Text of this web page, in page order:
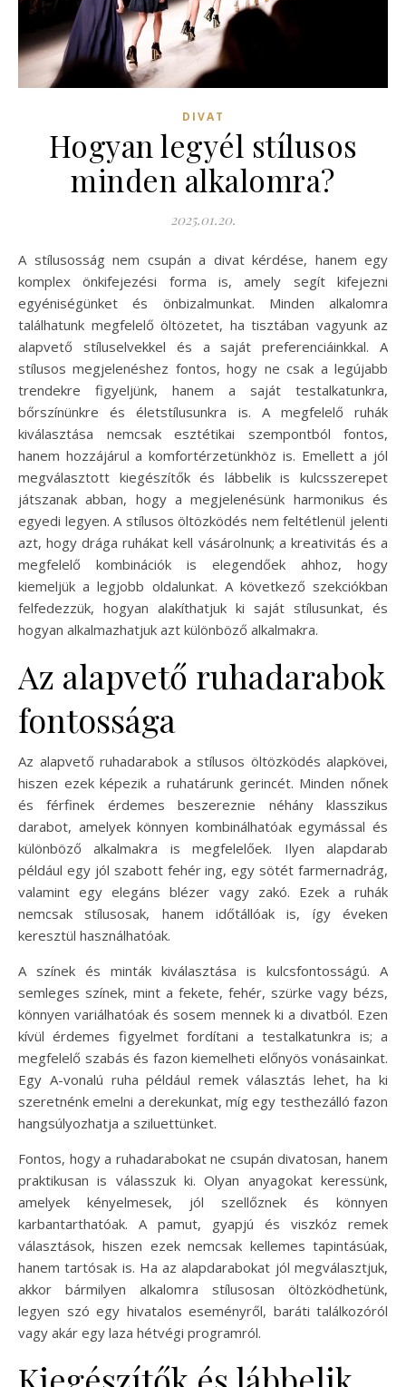
DIVAT
Hogyan legyél stílusos
minden alkalomra?
2025.01.20.
A stílusosság nem csupán a divat kérdése, hanem egy
komplex önkifejezési forma is, amely segít kifejezni
egyéniségünket és önbizalmunkat. Minden alkalomra
találhatunk megfelelő öltözetet, ha tisztában vagyunk az
alapvető stíluselvekkel és a saját preferenciáinkkal. A
stílusos megjelenéshez fontos, hogy ne csak a legújabb
trendekre figyeljünk, hanem a saját testalkatunkra,
bőrszínünkre és életstílusunkra is. A megfelelő ruhák
kiválasztása nemcsak esztétikai szempontból fontos,
hanem hozzájárul a komfortérzetünkhöz is. Emellett a jól
megválasztott kiegészítők és lábbelik is kulcsszerepet
játszanak abban, hogy a megjelenésünk harmonikus és
egyedi legyen. A stílusos öltözködés nem feltétlenül jelenti
azt, hogy drága ruhákat kell vásárolnunk; a kreativitás és a
megfelelő kombinációk is elegendőek ahhoz, hogy
kiemeljük a legjobb oldalunkat. A következő szekciókban
felfedezzük, hogyan alakíthatjuk ki saját stílusunkat, és
hogyan alkalmazhatjuk azt különböző alkalmakra.
Az alapvető ruhadarabok
fontossága
Az alapvető ruhadarabok a stílusos öltözködés alapkövei,
hiszen ezek képezik a ruhatárunk gerincét. Minden nőnek
és férfinek érdemes beszereznie néhány klasszikus
darabot, amelyek könnyen kombinálhatóak egymással és
különböző alkalmakra is megfelelőek. Ilyen alapdarab
például egy jól szabott fehér ing, egy sötét farmernadrág,
valamint egy elegáns blézer vagy zakó. Ezek a ruhák
nemcsak stílusosak, hanem időtállóak is, így éveken
keresztül használhatóak.
A színek és minták kiválasztása is kulcsfontosságú. A
semleges színek, mint a fekete, fehér, szürke vagy bézs,
könnyen variálhatóak és sosem mennek ki a divatból. Ezen
kívül érdemes figyelmet fordítani a testalkatunkra is; a
megfelelő szabás és fazon kiemelheti előnyös vonásainkat.
Egy A-vonalú ruha például remek választás lehet, ha ki
szeretnénk emelni a derekunkat, míg egy testhezálló fazon
hangsúlyozhatja a sziluettünket.
Fontos, hogy a ruhadarabokat ne csupán divatosan, hanem
praktikusan is válasszuk ki. Olyan anyagokat keressünk,
amelyek kényelmesek, jól szellőznek és könnyen
karbantarthatóak. A pamut, gyapjú és viszkóz remek
választások, hiszen ezek nemcsak kellemes tapintásúak,
hanem tartósak is. Ha az alapdarabokat jól megválasztjuk,
akkor bármilyen alkalomra stílusosan öltözködhetünk,
legyen szó egy hivatalos eseményről, baráti találkozóról
vagy akár egy laza hétvégi programról.